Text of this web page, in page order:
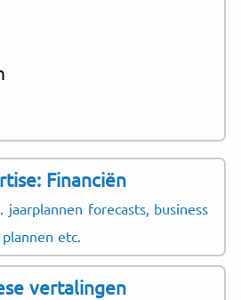
Financiën
jaarplannen forecasts, business
plannen etc.
vertalingen